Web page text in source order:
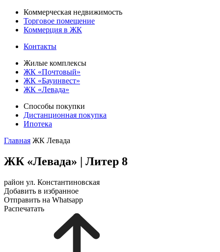
Коммерческая недвижимость
Торговое помещение
Коммерция в ЖК
Контакты
Жилые комплексы
ЖК «Почтовый»
ЖК «Бауинвест»
ЖК «Левада»
Способы покупки
Дистанционная покупка
Ипотека
Главная ЖК Левада
ЖК «Левада» | Литер 8
район ул. Константиновская
Добавить в избранное
Отправить на Whatsapp
Распечатать